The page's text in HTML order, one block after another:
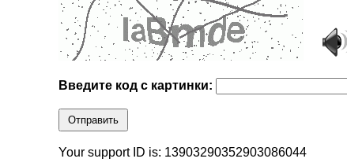
Введите код с картинки:
Отправить
Your support ID is: 13903290352903086044